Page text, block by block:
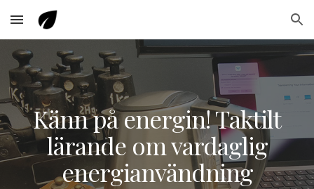
Skip to main content Skip to navigation
Känn på energin! Taktilt
lärande om vardaglig
energianvändning